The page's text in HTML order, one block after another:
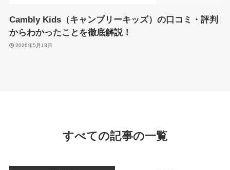
Cambly Kids（キャンブリーキッズ）の口コミ・評判
からわかったことを徹底解説！
2026年5月13日
すべての記事の一覧